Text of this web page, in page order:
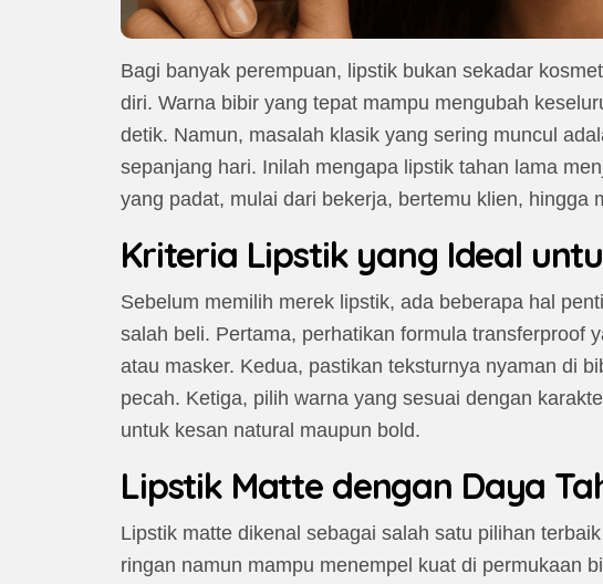
Bagi banyak perempuan, lipstik bukan sekadar
diri. Warna bibir yang tepat mampu mengubah
detik. Namun, masalah klasik yang sering muncul
sepanjang hari. Inilah mengapa lipstik tahan lama
yang padat, mulai dari bekerja, bertemu klien, hingga
Kriteria Lipstik yang Ideal
Sebelum memilih merek lipstik, ada beberapa hal
salah beli. Pertama, perhatikan formula transferproof
atau masker. Kedua, pastikan teksturnya nyaman di
pecah. Ketiga, pilih warna yang sesuai dengan
untuk kesan natural maupun bold.
Lipstik Matte dengan Daya
Lipstik matte dikenal sebagai salah satu pilihan
ringan namun mampu menempel kuat di permukaan